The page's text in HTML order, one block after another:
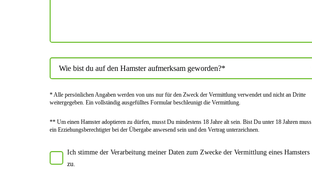
* Alle persön­lichen Angaben werden von uns nur für den Zweck der Vermitt­lung verwendet und nicht an Dritte
weiter­gegeben. Ein voll­ständig ausge­fülltes Formular beschleu­nigt die Vermitt­lung.
** Um einen Hamster adoptieren zu dürfen, musst Du mindes­tens 18 Jahre alt sein. Bist Du unter 18 Jahren muss
ein Erziehungs­berechtigter bei der Über­gabe anwes­end sein und den Vertrag unter­zeichnen.
Ich stimme der Verarbeitung meiner Daten zum Zwecke der Vermittlung eines Hamsters
zu.